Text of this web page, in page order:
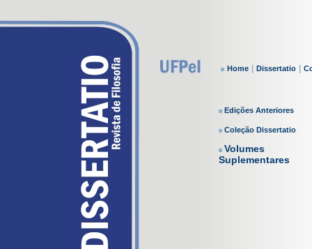
Home Dissertatio
Edições Anteriores
Coleção Dissertatio
Volumes
Suplementares